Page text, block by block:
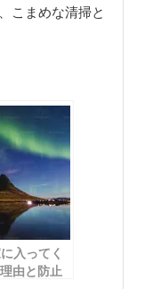
こまめな清掃と
入ってく
由と防止